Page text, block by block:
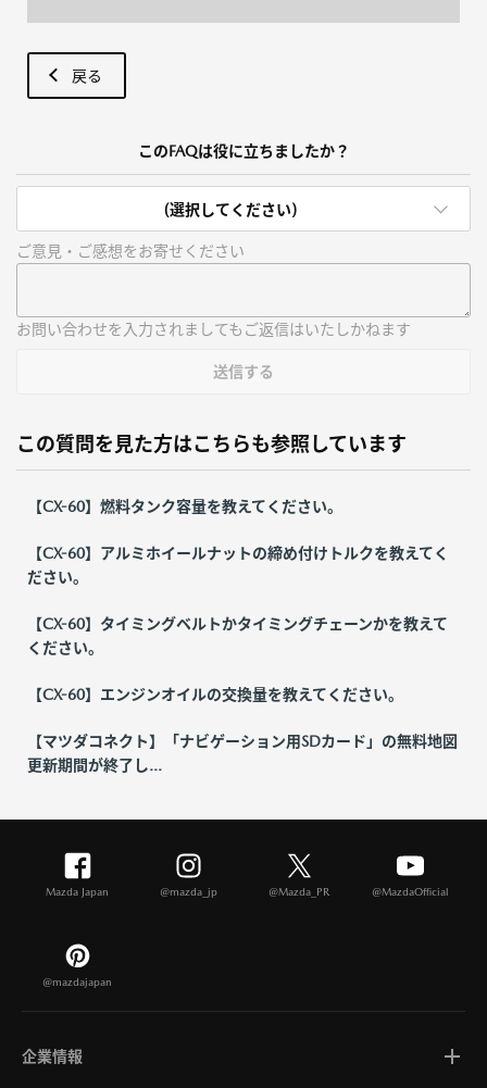
戻る
このFAQは役に立ちましたか？
(選択してください)
ご意見・ご感想をお寄せください
お問い合わせを入力されましてもご返信はいたしかねます
送信する
この質問を見た方はこちらも参照しています
【CX-60】燃料タンク容量を教えてください。
【CX-60】アルミホイールナットの締め付けトルクを教えてく
ださい。
【CX-60】タイミングベルトかタイミングチェーンかを教えて
ください。
【CX-60】エンジンオイルの交換量を教えてください。
【マツダコネクト】「ナビゲーション用SDカード」の無料地図
更新期間が終了し...
Mazda Japan @mazda_jp @Mazda_PR @MazdaOfficial
@mazdajapan
企業情報